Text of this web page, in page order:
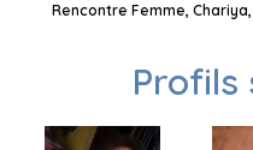
Rencontre Femme,
Profils